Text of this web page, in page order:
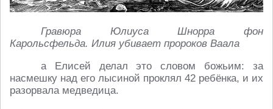
Гравюра Юлиуса Шнорра фон
Карольсфельда. Илия убивает пророков Ваала
а Елисей делал это словом божьим: за
насмешку над его лысиной проклял 42 ребёнка, и их
разорвала медведица.